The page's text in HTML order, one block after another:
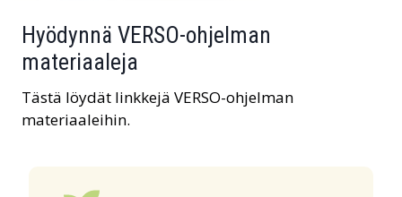
Hyödynnä VERSO-ohjelman
materiaaleja
Tästä löydät linkkejä VERSO-ohjelman
materiaaleihin.